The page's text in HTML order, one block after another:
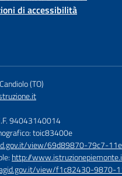
di accessibilità
(TO)
94043140014
toic83400e
view/69d89870-79c7-
http://
view/f1c82430-9870-